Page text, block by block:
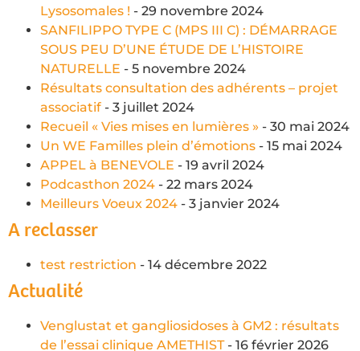
Lysosomales ! - 29 novembre 2024
SANFILIPPO TYPE C (MPS III C) : DÉMARRAGE
SOUS PEU D’UNE ÉTUDE DE L’HISTOIRE
NATURELLE - 5 novembre 2024
Résultats consultation des adhérents – projet
associatif - 3 juillet 2024
Recueil « Vies mises en lumières » - 30 mai 2024
Un WE Familles plein d’émotions - 15 mai 2024
APPEL à BENEVOLE - 19 avril 2024
Podcasthon 2024 - 22 mars 2024
Meilleurs Voeux 2024 - 3 janvier 2024
A reclasser
test restriction - 14 décembre 2022
Actualité
Venglustat et gangliosidoses à GM2 : résultats
de l’essai clinique AMETHIST- 16 février 2026